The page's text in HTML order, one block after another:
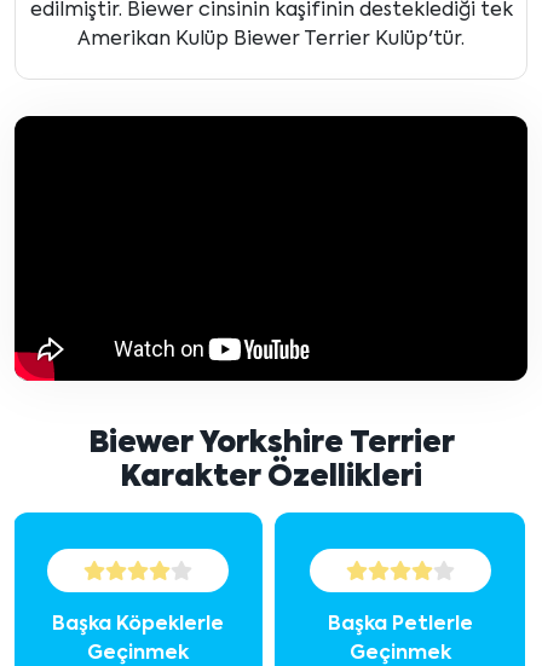
edilmiştir. Biewer cinsinin kaşifinin desteklediği tek
Amerikan Kulüp Biewer Terrier Kulüp'tür.
Biewer Yorkshire Terrier
Karakter Özellikleri
Başka Köpeklerle
Geçinmek
Başka Petlerle
Geçinmek